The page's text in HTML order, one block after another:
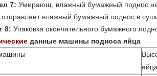
7: Умирающ, влажный бумажный поднос
отправляет влажный бумажный поднос в
8: Упаковка окончательного бумажного
данные машины подноса яйца